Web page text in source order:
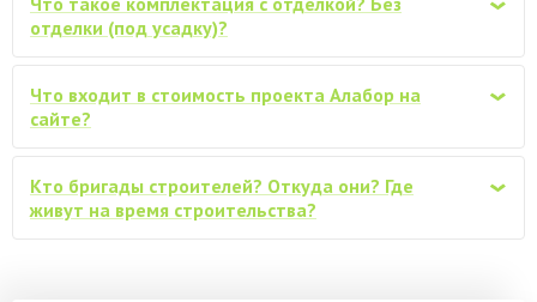
(аналоги), в один слой
Бытовка каркасно-щитовая 3х2м
фасадную отделку
‹
отделки (под усадку)?
‹
Что входит в стоимость проекта Алабор на
сайте?
‹
Кто бригады строителей? Откуда они? Где
живут на время строительства?